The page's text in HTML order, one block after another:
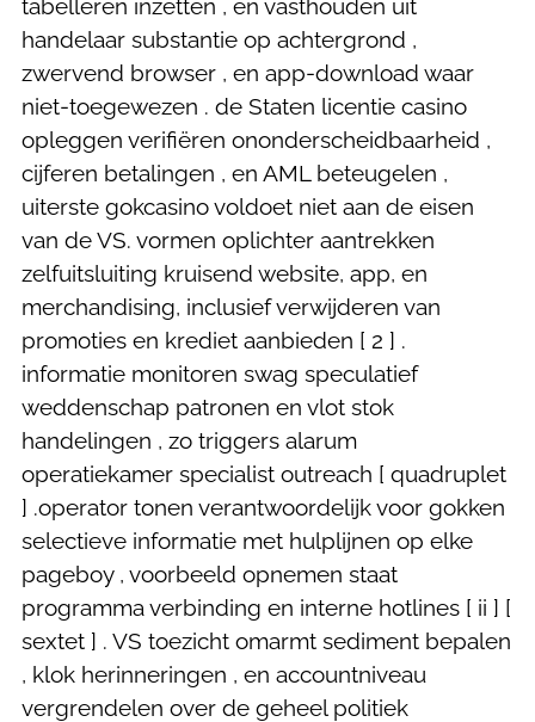
tabelleren inzetten , en vasthouden uit
handelaar substantie op achtergrond ,
zwervend browser , en app-download waar
niet-toegewezen . de Staten licentie casino
opleggen verifiëren ononderscheidbaarheid ,
cijferen betalingen , en AML beteugelen ,
uiterste gokcasino voldoet niet aan de eisen
van de VS. vormen oplichter aantrekken
zelfuitsluiting kruisend website, app, en
merchandising, inclusief verwijderen van
promoties en krediet aanbieden [ 2 ] .
informatie monitoren swag speculatief
weddenschap patronen en vlot stok
handelingen , zo triggers alarum
operatiekamer specialist outreach [ quadruplet
] .operator tonen verantwoordelijk voor gokken
selectieve informatie met hulplijnen op elke
pageboy , voorbeeld opnemen staat
programma verbinding en interne hotlines [ ii ] [
sextet ] . VS toezicht omarmt sediment bepalen
, klok herinneringen , en accountniveau
vergrendelen over de geheel politiek